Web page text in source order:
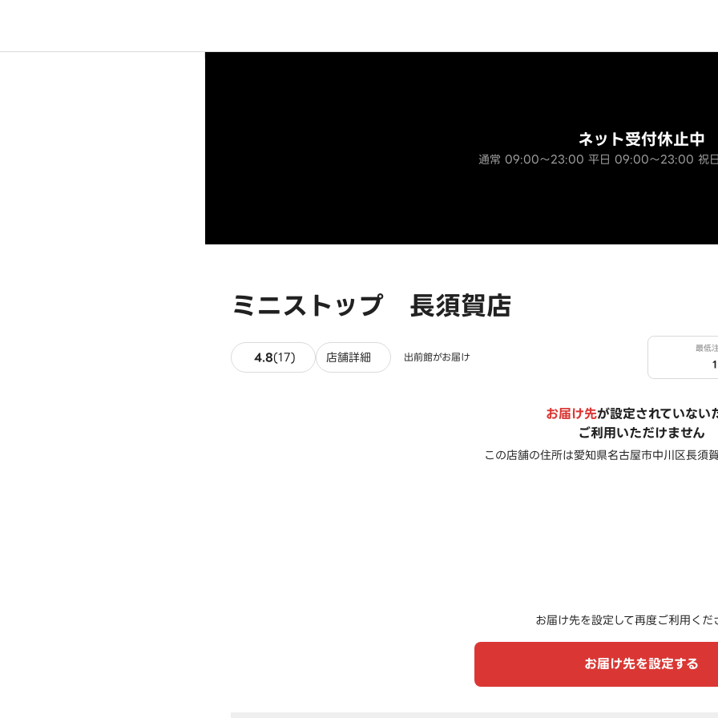
ミニストップ 長須賀店
ネット受付休止中
通常 09:00～23:00 平日 09:00～23:00 祝
4.8(17) 17件のレビュー
店舗詳細 出前館がお届け
最低
お届け先が設定されていない
ご利用いただけません
この店舗の住所は愛知県名古屋市中川区長須
お届け先を設定して再度ご利用くだ
お届け先を設定する